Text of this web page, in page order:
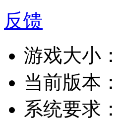
反馈
游戏大小：
当前版本：
系统要求：